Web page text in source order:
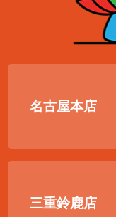
名古屋本店
三重鈴鹿店